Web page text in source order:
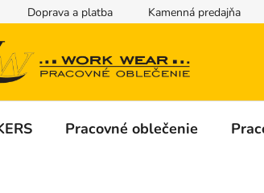
Doprava a platba Kamenná predajňa
Pracovné oblečenie